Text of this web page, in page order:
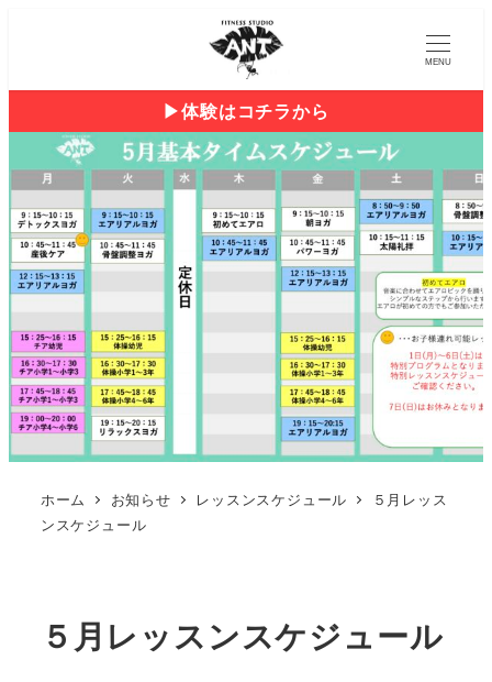
MENU
▶︎体験はコチラから
ホーム お知らせ レッスンスケジュール
５月レッス
ンスケジュール
５月レッスンスケジュール